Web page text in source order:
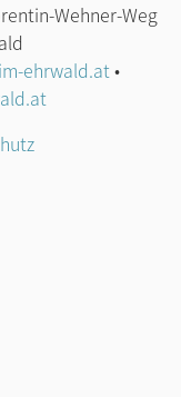
Wehner-Weg
ehrwald.at•